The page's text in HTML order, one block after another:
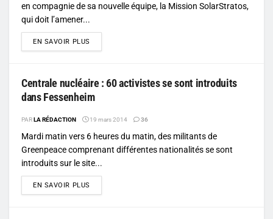
en compagnie de sa nouvelle équipe, la Mission SolarStratos,
qui doit l’amener...
EN SAVOIR PLUS
Centrale nucléaire : 60 activistes se sont introduits
dans Fessenheim
PARLA RÉDACTION 19 mars 2014 36
Mardi matin vers 6 heures du matin, des militants de
Greenpeace comprenant différentes nationalités se sont
introduits sur le site...
EN SAVOIR PLUS